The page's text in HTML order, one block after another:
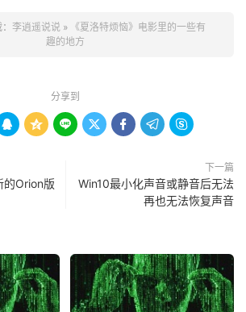
李逍遥说说 » 《夏洛特烦恼》电影里的一些有
趣的地方
分享到
      
Orion版
下一篇
Win10最小化声音或静音后无法
再也无法恢复声音